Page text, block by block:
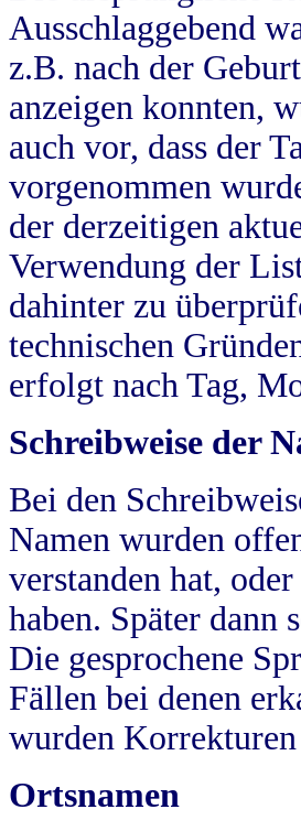
Ausschlaggebend
z.B. nach der
anzeigen konnten,
auch vor, dass der
vorgenommen
der derzeitigen
Verwendung der
dahinter zu
technischen
erfolgt nach Tag,
Schreibweise der
Bei den
Namen wurden
verstanden hat,
haben. Später dann
Die gesprochene
Fällen bei denen
wurden
Ortsnamen